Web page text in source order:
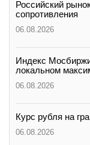
Российский
сопротивления
06.08.2026
Индекс
локальном
06.08.2026
Курс рубля на
06.08.2026